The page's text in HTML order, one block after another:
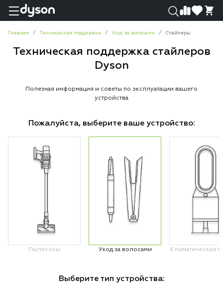
Главная Техническая поддержка Уход за волосами Стайлеры
Техническая поддержка стайлеров
Dyson
Полезная информация и советы по эксплуатации вашего
устройства
Пожалуйста, выберите ваше устройство:
Пылесосы Уход за волосами Климатическая
Выберите тип устройства: